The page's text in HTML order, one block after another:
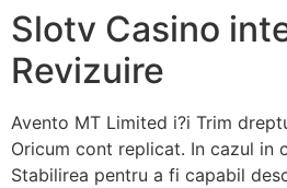
Slotv Casino
Revizuire
Avento MT Limited i?i Trim
Oricum cont replicat. In cazul in
Stabilirea pentru a fi capabil